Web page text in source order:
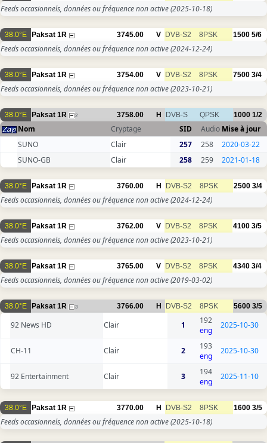
Feeds occasionnels, données ou fréquence non active(2025-10-18)
38.0°E Paksat 1R 3745.00 V DVB-S2 8PSK 1500 5/6
Feeds occasionnels, données ou fréquence non active(2024-12-24)
38.0°E Paksat 1R 3754.00 V DVB-S2 8PSK 7500 3/4
Feeds occasionnels, données ou fréquence non active(2023-10-21)
38.0°E Paksat 1R 2 3758.00 H DVB-S QPSK 1000 1/2
Nom Cryptage SID Audio Mise à jour
SUNO
Clair 257 258
2020-03-22
SUNO-GB
Clair 258 259 2021-01-18
38.0°E Paksat 1R 3760.00 H DVB-S2 8PSK 2500 3/4
Feeds occasionnels, données ou fréquence non active(2024-12-24)
38.0°E Paksat 1R 3762.00 V DVB-S2 8PSK 4100 3/5
Feeds occasionnels, données ou fréquence non active(2023-10-21)
38.0°E Paksat 1R 3765.00 V DVB-S2 8PSK 4340 3/4
Feeds occasionnels, données ou fréquence non active(2019-03-02)
38.0°E Paksat 1R 3 3766.00 H DVB-S2 8PSK 5600 3/5
92 News HD Clair 1
192
eng
2025-10-30
CH-11 Clair 2
193
eng
2025-10-30
92 Entertainment Clair 3
194
eng
2025-11-10
38.0°E Paksat 1R 3770.00 H DVB-S2 8PSK 1600 3/5
Feeds occasionnels, données ou fréquence non active(2025-10-18)